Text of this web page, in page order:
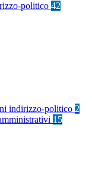
politico 42
indirizzo-politico 2
15